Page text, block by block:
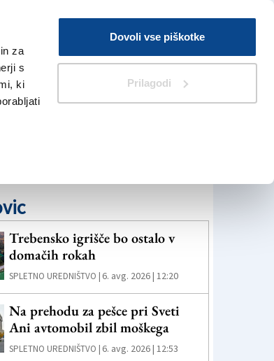
za
s
ki
Dovoli vse piškotke
Prilagodi
V Kioskih
Iskanje
Trebensko igrišče bo ostalo v
domačih rokah
SPLETNO UREDNIŠTVO | 6. avg. 2026 | 12:20
Na prehodu za pešce pri Sveti
Ani avtomobil zbil moškega
SPLETNO UREDNIŠTVO | 6. avg. 2026 | 12:53